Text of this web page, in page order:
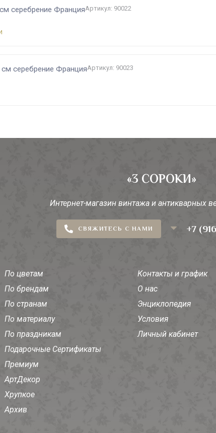
серебрение ФранцияАртикул: 90022
серебрение ФранцияАртикул: 90023
«3 СОРОКИ»
Интернет-магазин винтажа и антикварных
СВЯЖИТЕСЬ С НАМИ +7
По цветам
По брендам
По странам
По материалу
По праздникам
Подарочные Сертификаты
Премиум
АртДекор
Хрупкое
Архив
Контакты и график
О нас
Энциклопедия
Условия
Личный кабинет